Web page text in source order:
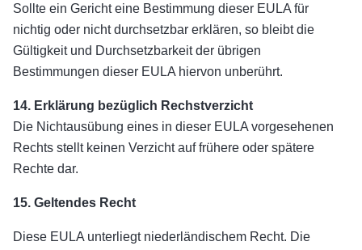
Sollte ein Gericht eine Bestimmung dieser EULA für
nichtig oder nicht durchsetzbar erklären, so bleibt die
Gültigkeit und Durchsetzbarkeit der übrigen
Bestimmungen dieser EULA hiervon unberührt.
14. Erklärung bezüglich Rechstverzicht
Die Nichtausübung eines in dieser EULA vorgesehenen
Rechts stellt keinen Verzicht auf frühere oder spätere
Rechte dar.
15. Geltendes Recht
Diese EULA unterliegt niederländischem Recht. Die